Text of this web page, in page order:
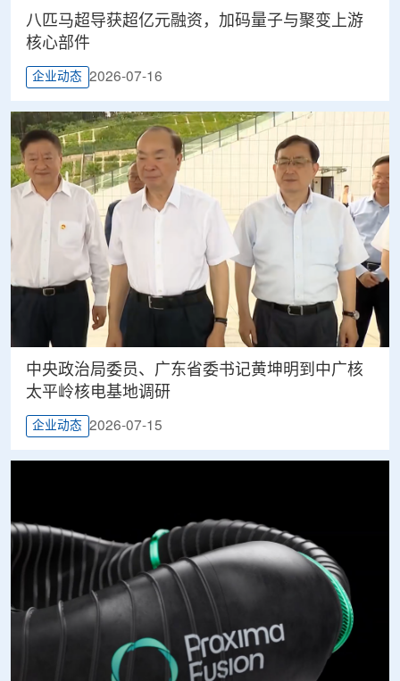
八匹马超导获超亿元融资，加码量子与聚变上游
核心部件
企业动态 2026-07-16
中央政治局委员、广东省委书记黄坤明到中广核
太平岭核电基地调研
企业动态 2026-07-15